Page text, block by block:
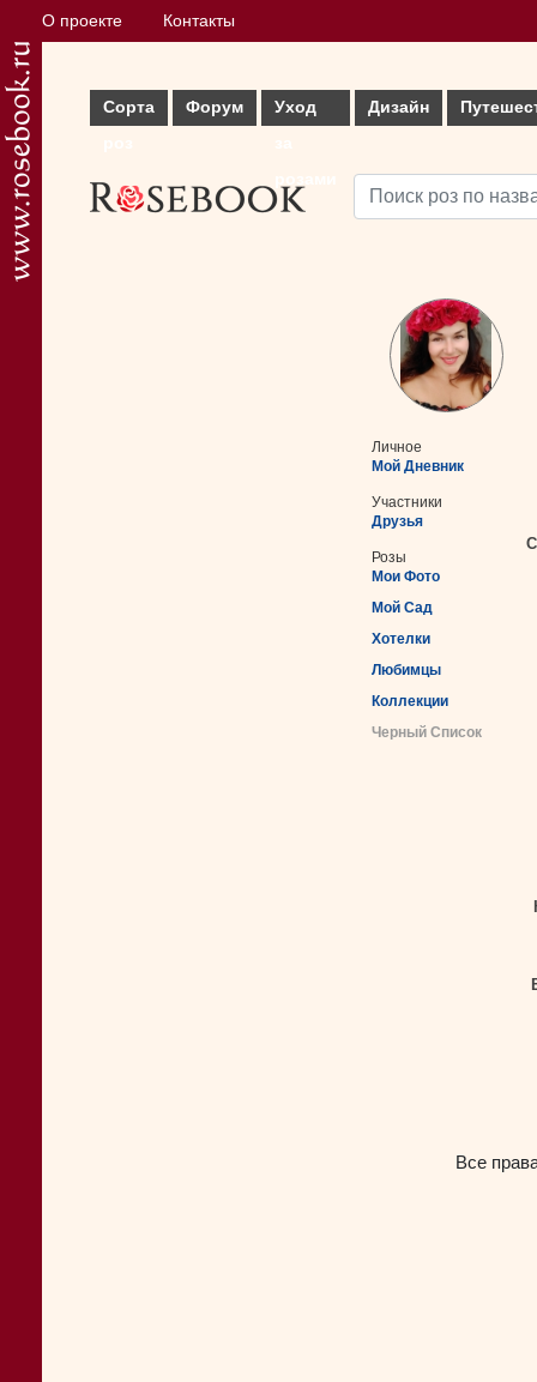
О проекте Контакты
Сорта
Форум
Уход
Дизайн
Личное
Мой Дневник
Участники
Друзья
Розы
Мои Фото
Мой Сад
Хотелки
Любимцы
Коллекции
Черный Список
Все